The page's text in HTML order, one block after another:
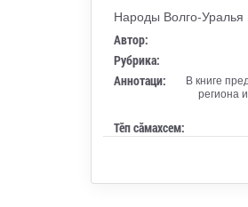
Народы Волго-Уралья
Автор:
Рубрика:
Аннотаци:
В книге
региона
Тӗп сӑмахсем: